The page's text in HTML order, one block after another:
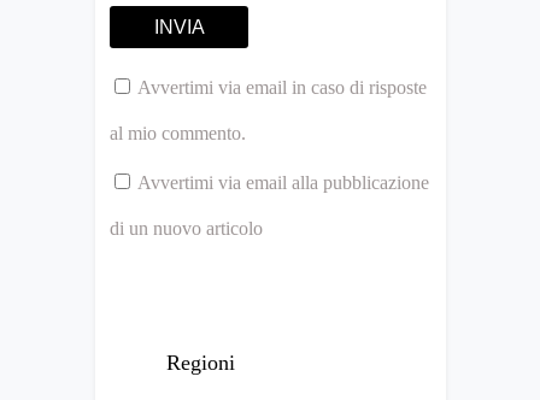
Avvertimi via email in caso di risposte
al mio commento.
Avvertimi via email alla pubblicazione
di un nuovo articolo
Regioni